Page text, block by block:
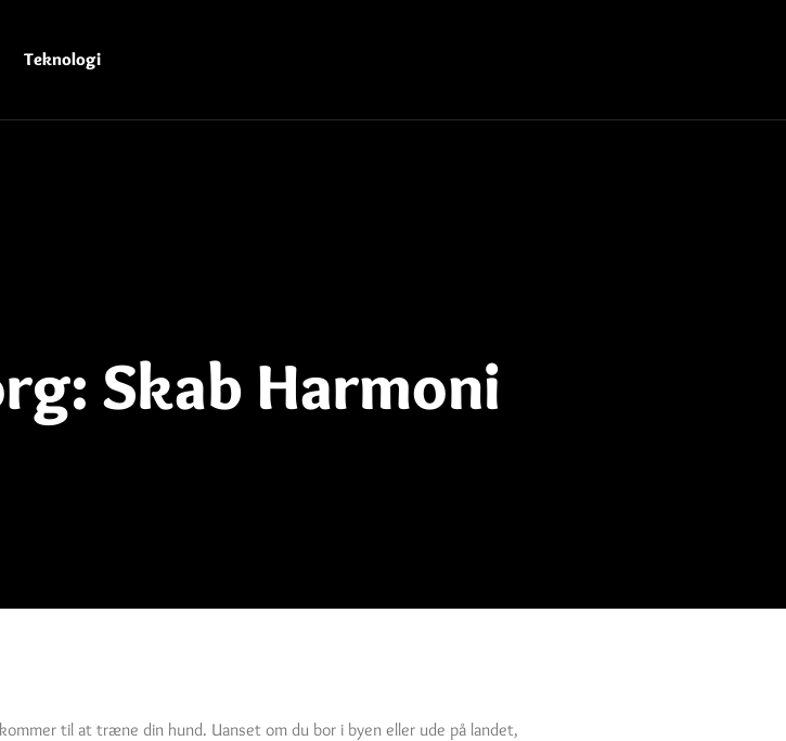
Teknologi
Skab Harmoni
til at træne din hund. Uanset om du bor i byen eller ude på landet,